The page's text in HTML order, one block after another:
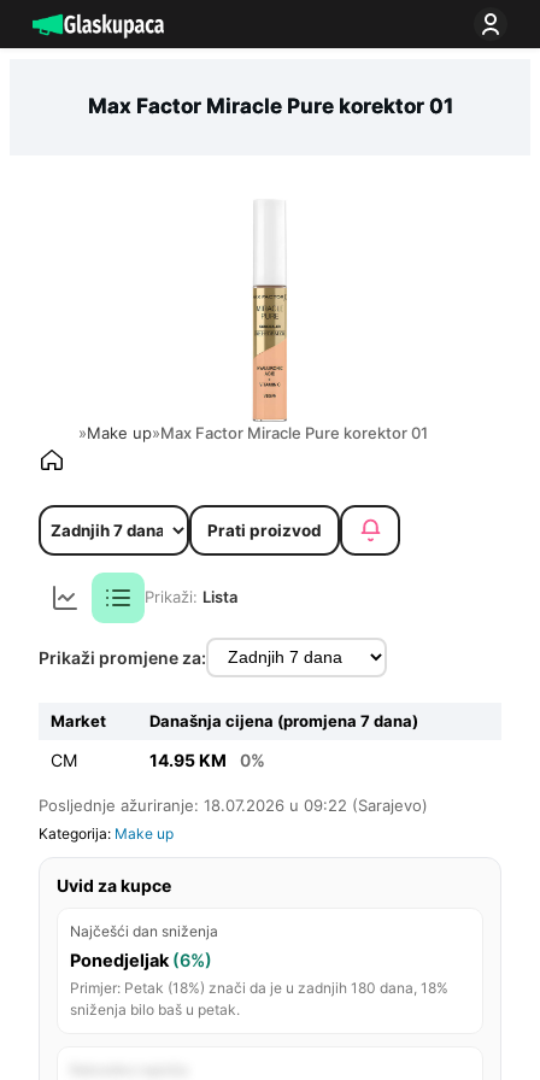
na
Max Factor Miracle Pure korektor 01
»Make up»Max Factor Miracle Pure korektor 01
Prati proizvod
Prikaži: Lista
Prikaži promjene za:
Market Današnja cijena (promjena 7 dana)
CM 14.95 KM 0%
Posljednje ažuriranje: 18.07.2026 u 09:22 (Sarajevo)
Kategorija: Make up
Uvid za kupce
Najčešći dan sniženja
Ponedjeljak (6%)
Primjer: Petak (18%) znači da je u zadnjih 180 dana, 18%
sniženja bilo baš u petak.